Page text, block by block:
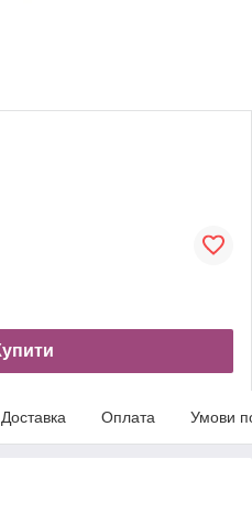
Доставка Оплата Умови